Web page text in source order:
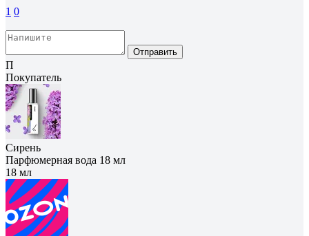
1 0
Отправить
П
Покупатель
Сирень
Парфюмерная вода 18 мл
18 мл